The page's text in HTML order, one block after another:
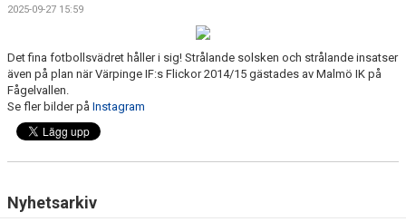
KONTAKT
2025-09-27 15:59
Det fina fotbollsvädret håller i sig! Strålande solsken och strålande insatser
även på plan när Värpinge IF:s Flickor 2014/15 gästades av Malmö IK på
Fågelvallen.
Se fler bilder på Instagram
Nyhetsarkiv